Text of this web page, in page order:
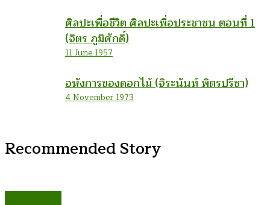
ศิลปะเพื่อชีวิต ศิลปะเพื่อประชาชน ตอนที่ 1
(จิตร ภูมิศักดิ์)
11 June 1957
อหังการของดอกไม้ (จิระนันท์ พิตรปรีชา)
4 November 1973
Recommended Story